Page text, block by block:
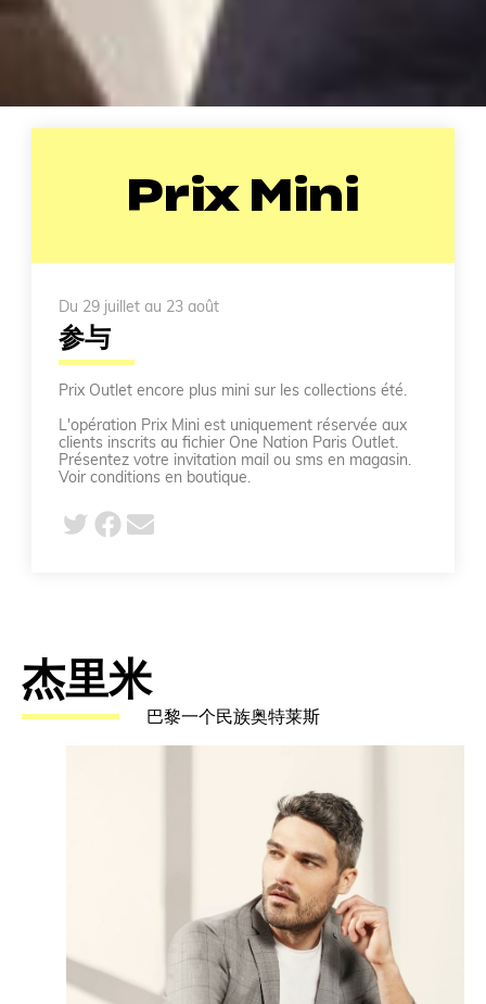
Prix Mini
Du 29 juillet au 23 août
参与
Prix Outlet encore plus mini sur les collections été.
L'opération Prix Mini est uniquement réservée aux
clients inscrits au fichier One Nation Paris Outlet.
Présentez votre invitation mail ou sms en magasin.
Voir conditions en boutique.
杰里米
巴黎一个民族奥特莱斯